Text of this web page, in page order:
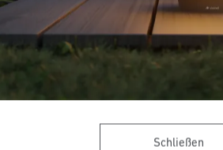
Schließen
Sensor-LED-Strahler